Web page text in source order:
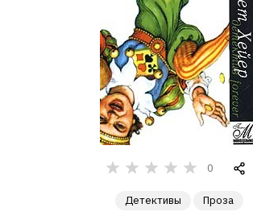
обсуждаемые
0
Детективы Проза